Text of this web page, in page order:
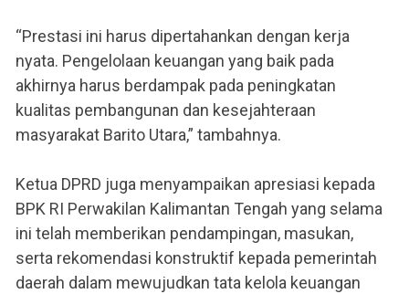
“Prestasi ini harus dipertahankan dengan kerja
nyata. Pengelolaan keuangan yang baik pada
akhirnya harus berdampak pada peningkatan
kualitas pembangunan dan kesejahteraan
masyarakat Barito Utara,” tambahnya.
Ketua DPRD juga menyampaikan apresiasi kepada
BPK RI Perwakilan Kalimantan Tengah yang selama
ini telah memberikan pendampingan, masukan,
serta rekomendasi konstruktif kepada pemerintah
daerah dalam mewujudkan tata kelola keuangan